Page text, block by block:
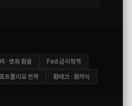
· 엔화 환율 Fed 금리정책
포트폴리오 전략 환테크 · 환차익